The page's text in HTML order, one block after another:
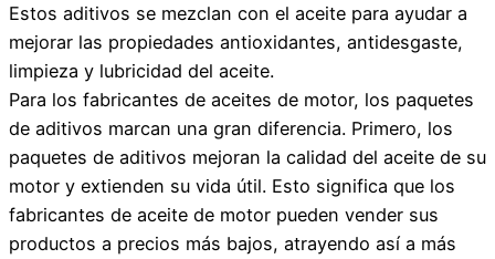
Estos aditivos se mezclan con el aceite para ayudar a
mejorar las propiedades antioxidantes, antidesgaste,
limpieza y lubricidad del aceite.
Para los fabricantes de aceites de motor, los paquetes
de aditivos marcan una gran diferencia. Primero, los
paquetes de aditivos mejoran la calidad del aceite de su
motor y extienden su vida útil. Esto significa que los
fabricantes de aceite de motor pueden vender sus
productos a precios más bajos, atrayendo así a más